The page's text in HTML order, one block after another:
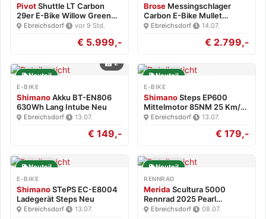
PivotShuttle LT Carbon
29er E-Bike Willow Green…
Ebreichsdorf· vor 9 Std.
€ 5.999,-
Brose Messingschlager
Carbon E-Bike Mullet
Brose…
Ebreichsdorf· 14.07.
€ 2.799,-
2
Neuteil
E-BIKE
ShimanoAkku BT-EN806
630Wh Lang Intube Neu
Ebreichsdorf· 13.07.
€ 149,-
Neuteil
E-BIKE
ShimanoSteps EP600
Mittelmotor 85NM 25 Km/h
NeuEbreichsdorf· 13.07.
€ 179,-
Neuteil
E-BIKE
ShimanoSTePS EC-E8004
Ladegerät Steps Neu
Ebreichsdorf· 13.07.
Neuteil
RENNRAD
Merida Scultura 5000
Rennrad 2025 Pearl
White/Blk…
Ebreichsdorf· 08.07.